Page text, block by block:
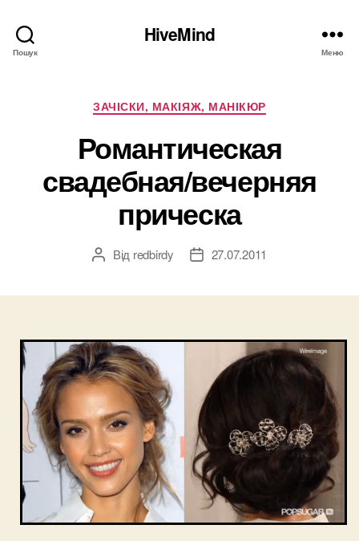
Пошук
HiveMind
Меню
Категорії
ЗАЧІСКИ, МАКІЯЖ, МАНІКЮР
Романтическая
свадебная/вечерняя
прическа
Автор
Від redbirdy
Дата27.07.2011